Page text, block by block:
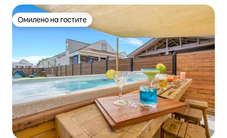
Омилено на гостите
Омилено на гостите